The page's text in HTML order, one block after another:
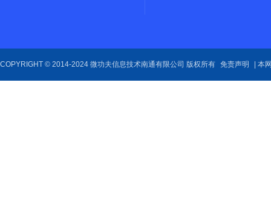
COPYRIGHT © 2014-2024 微功夫信息技术南通有限公司 版权所有 免责声明 | 本